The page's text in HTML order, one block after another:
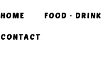
HOME FOOD・DRINK
CONTACT